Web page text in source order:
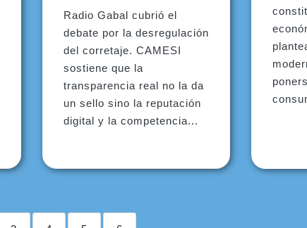
Radio Gabal cubrió el
debate por la desregulación
del corretaje. CAMESI
sostiene que la
transparencia real no la da
un sello sino la reputación
digital y la competencia...